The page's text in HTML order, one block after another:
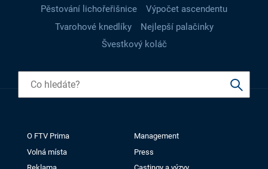
Pěstování lichořeřišnice
Výpočet ascendentu
Tvarohové knedlíky
Nejlepší palačinky
Švestkový koláč
O FTV Prima
Management
Volná místa
Press